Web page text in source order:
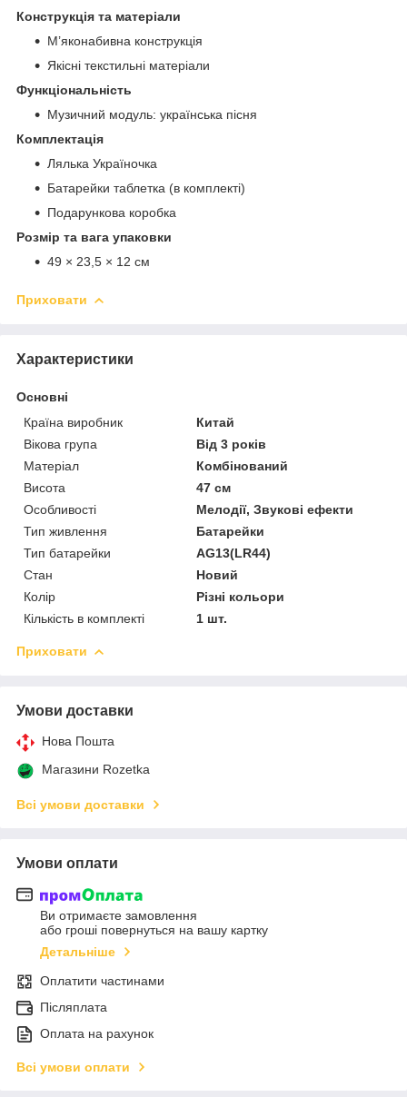
Конструкція та матеріали
М’яконабивна конструкція
Якісні текстильні матеріали
Функціональність
Музичний модуль: українська пісня
Комплектація
Лялька Україночка
Батарейки таблетка (в комплекті)
Подарункова коробка
Розмір та вага упаковки
49 × 23,5 × 12 см
Приховати
Характеристики
Основні
Країна виробник
Китай
Вікова група
Від 3 років
Матеріал
Комбінований
Висота
47 см
Особливості
Мелодії, Звукові ефекти
Тип живлення
Батарейки
Тип батарейки
AG13(LR44)
Стан
Новий
Колір
Різні кольори
Кількість в комплекті
1 шт.
Приховати
Умови доставки
Нова Пошта
Магазини Rozetka
Всі умови доставки
Умови оплати
Ви отримаєте замовлення
або гроші повернуться на вашу картку
Детальніше
Оплатити частинами
Післяплата
Оплата на рахунок
Всі умови оплати